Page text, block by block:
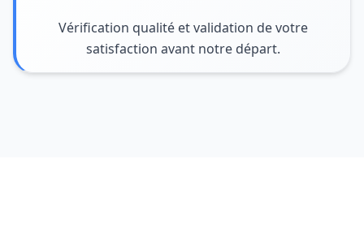
Vérification qualité et validation de votre
satisfaction avant notre départ.